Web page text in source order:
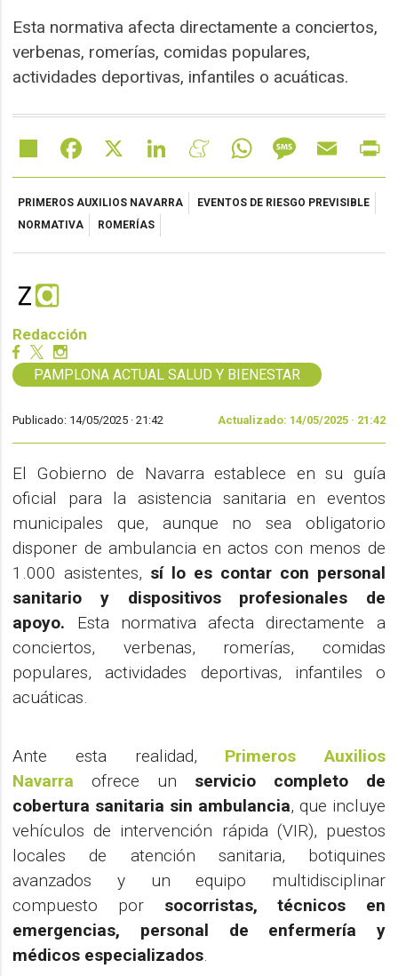
Esta normativa afecta directamente a conciertos,
verbenas, romerías, comidas populares,
actividades deportivas, infantiles o acuáticas.
Share Facebook LinkedIn MeneameWhatsAppMessageEmail
PRIMEROS AUXILIOS NAVARRA
EVENTOS DE RIESGO PREVISIBLE
NORMATIVA
ROMERÍAS
Redacción
PAMPLONA ACTUAL SALUD Y BIENESTAR
Publicado: 14/05/2025 ·21:42 Actualizado: 14/05/2025 · 21:42
El Gobierno de Navarra establece en su guía
oficial para la asistencia sanitaria en eventos
municipales que, aunque no sea obligatorio
disponer de ambulancia en actos con menos de
1.000 asistentes, sí lo es contar con personal
sanitario y dispositivos profesionales de
apoyo. Esta normativa afecta directamente a
conciertos, verbenas, romerías, comidas
populares, actividades deportivas, infantiles o
acuáticas.
Ante esta realidad, Primeros Auxilios
Navarra ofrece un servicio completo de
cobertura sanitaria sin ambulancia, que incluye
vehículos de intervención rápida (VIR), puestos
locales de atención sanitaria, botiquines
avanzados y un equipo multidisciplinar
compuesto por socorristas, técnicos en
emergencias, personal de enfermería y
médicos especializados.